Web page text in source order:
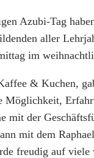
Azubi-Tag
aller
im
& Kuchen,
Möglichkeit,
mit der
mit dem
freudig auf viele